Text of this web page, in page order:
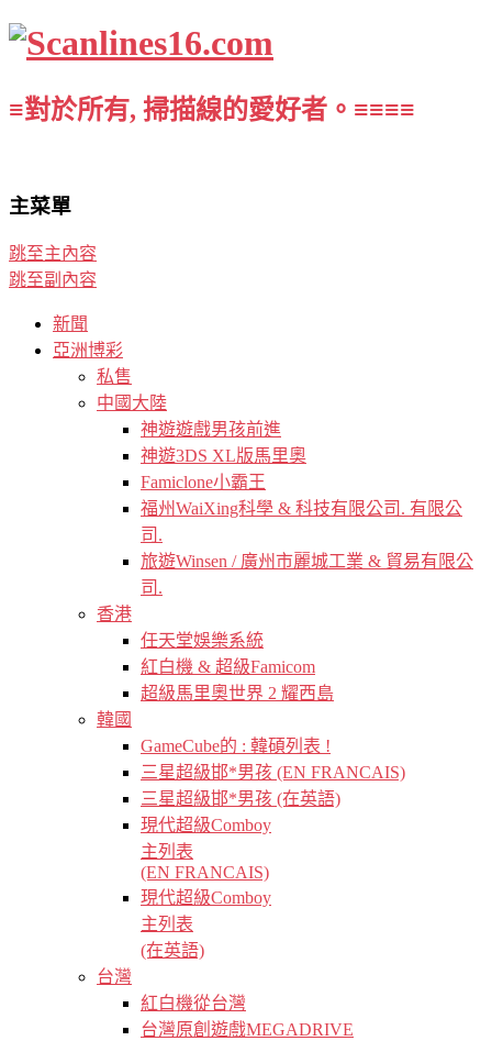
≡對於所有, 掃描線的愛好者。≡≡≡≡
主菜單
跳至主內容
跳至副內容
新聞
亞洲博彩
私售
中國大陸
神遊遊戲男孩前進
神遊3DS XL版馬里奧
Famiclone小霸王
福州WaiXing科學 & 科技有限公司. 有限公
司.
旅遊Winsen / 廣州市麗城工業 & 貿易有限公
司.
香港
任天堂娛樂系統
紅白機 & 超級Famicom
超級馬里奧世界 2 耀西島
韓國
GameCube的 : 韓碩列表 !
三星超級邯*男孩 (EN FRANCAIS)
三星超級邯*男孩 (在英語)
現代超級Comboy
主列表
(EN FRANCAIS)
現代超級Comboy
主列表
(在英語)
台灣
紅白機從台灣
台灣原創遊戲MEGADRIVE